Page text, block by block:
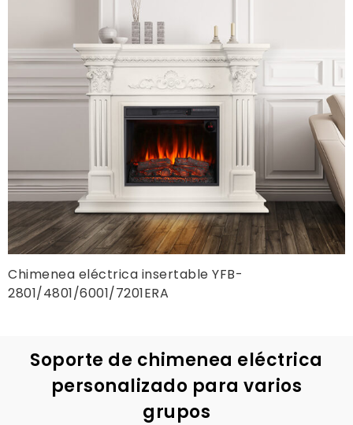
Chimenea eléctrica insertable YFB-
2801/4801/6001/7201ERA
Soporte de chimenea eléctrica
personalizado para varios
grupos